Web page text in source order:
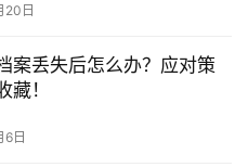
20日
案丢失后怎么办？应对策
藏！
日